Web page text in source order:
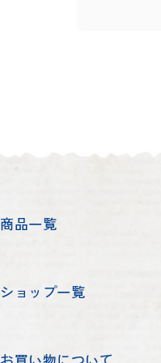
商品一覧
ショップ一覧